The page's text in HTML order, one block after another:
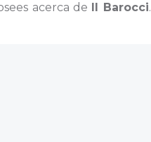
acerca de Il Barocci.